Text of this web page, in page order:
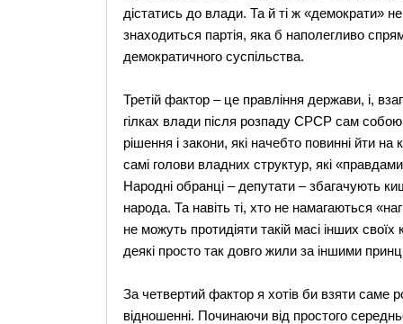
дістатись до влади. Та й ті ж «демократи» не
знаходиться партія, яка б наполегливо
демократичного суспільства.
Третій фактор – це правління держави, і,
гілках влади після розпаду СРСР сам
рішення і закони, які начебто повинні йти
самі голови владних структур, які
Народні обранці – депутати – збагачують
народа. Та навіть ті, хто не намагаються
не можуть протидіяти такій масі інших
деякі просто так довго жили за іншими
За четвертий фактор я хотів би взяти саме
відношенні. Починаючи від простого